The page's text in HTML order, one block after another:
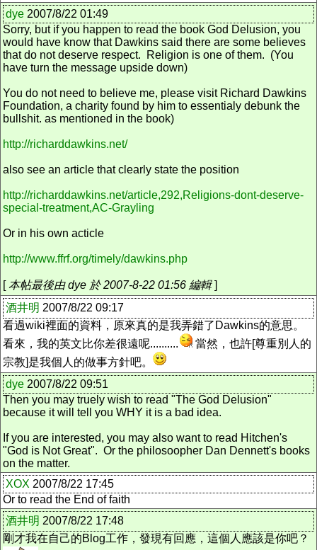
dye 2007/8/22 01:49
Sorry, but if you happen to read the book God Delusion, you
would have know that Dawkins said there are some believes
that do not deserve respect. Religion is one of them. (You
have turn the message upside down)
You do not need to believe me, please visit Richard Dawkins
Foundation, a charity found by him to essentialy debunk the
bullshit. as mentioned in the book)
http://richarddawkins.net/
also see an article that clearly state the position
http://richarddawkins.net/article,292,Religions-dont-deserve-
special-treatment,AC-Grayling
Or in his own acticle
http://www.ffrf.org/timely/dawkins.php
[本帖最後由 dye 於 2007-8-22 01:56 編輯]
酒井明 2007/8/22 09:17
看過wiki裡面的資料，原來真的是我弄錯了Dawkins的意思。
看來，我的英文比你差很遠呢..........
當然，也許[尊重別人的
宗教]是我個人的做事方針吧。
dye 2007/8/22 09:51
Then you may truely wish to read "The God Delusion"
because it will tell you WHY it is a bad idea.
If you are interested, you may also want to read Hitchen's
"God is Not Great". Or the philosoopher Dan Dennett's books
on the matter.
XOX 2007/8/22 17:45
Or to read the End of faith
酒井明 2007/8/22 17:48
剛才我在自己的Blog工作，發現有回應，這個人應該是你吧？